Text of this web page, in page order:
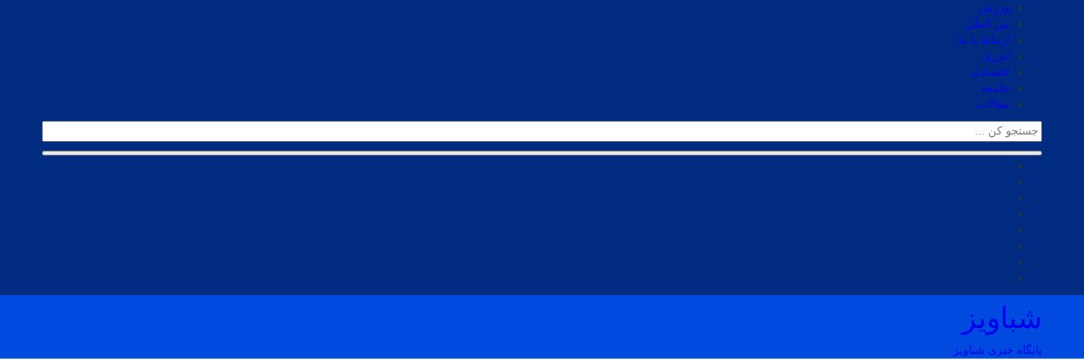
ورزش
بین الملل
ارتباط با ما
انرژی
اقتصادی
جامعه
مقالات
شباویز
پایگاه خبری شباویز